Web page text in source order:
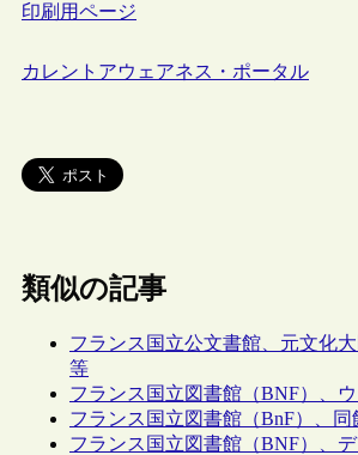
印刷用ページ
カレントアウェアネス・ポータル
類似の記事
フランス国立公文書館、元文化
等
フランス国立図書館（BNF）、
フランス国立図書館（BnF）、
フランス国立図書館（BNF）、